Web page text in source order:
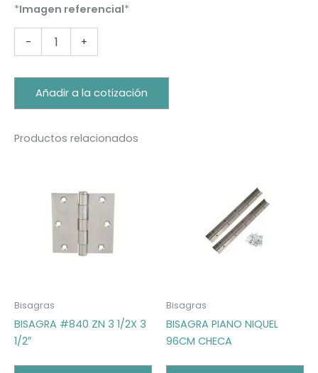
*Imagen referencial*
- +
Añadir a la cotización
Productos relacionados
Bisagras
BISAGRA #840 ZN 3 1/2X 3
1/2″
Bisagras
BISAGRA PIANO NIQUEL
96CM CHECA